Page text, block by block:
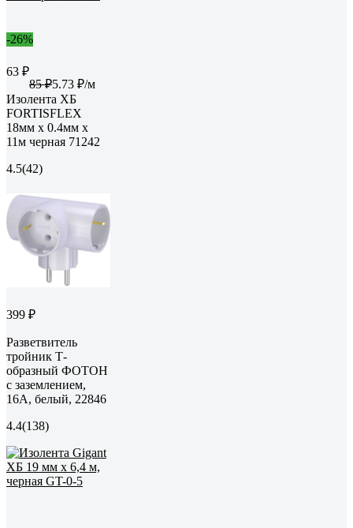
-26%
63 ₽
85 ₽5.73 ₽/м
Изолента ХБ
FORTISFLEX
18мм х 0.4мм х
11м черная 71242
4.5(42)
399 ₽
Разветвитель
тройник Т-
образный ФОТОН
с заземлением,
16А, белый, 22846
4.4(138)